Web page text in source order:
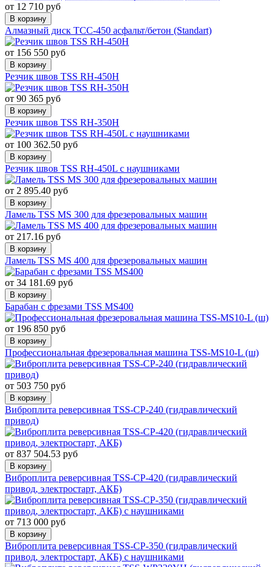
от 12 710 руб
В корзину
Алмазный диск ТСС-450 асфальт/бетон (Standart)
от 156 550 руб
В корзину
Резчик швов TSS RH-450H
от 90 365 руб
В корзину
Резчик швов TSS RH-350H
от 100 362.50 руб
В корзину
Резчик швов TSS RH-450L с наушниками
от 2 895.40 руб
В корзину
Ламель TSS MS 300 для фрезеровальных машин
от 217.16 руб
В корзину
Ламель TSS MS 400 для фрезеровальных машин
от 34 181.69 руб
В корзину
Барабан с фрезами TSS MS400
от 196 850 руб
В корзину
Профессиональная фрезеровальная машина TSS-MS10-L (ш)
от 503 750 руб
В корзину
Виброплита реверсивная TSS-CP-240 (гидравлический
привод)
от 837 504.53 руб
В корзину
Виброплита реверсивная TSS-CP-420 (гидравлический
привод, электростарт, АКБ)
от 713 000 руб
В корзину
Виброплита реверсивная TSS-CP-350 (гидравлический
привод, электростарт, АКБ) с наушниками